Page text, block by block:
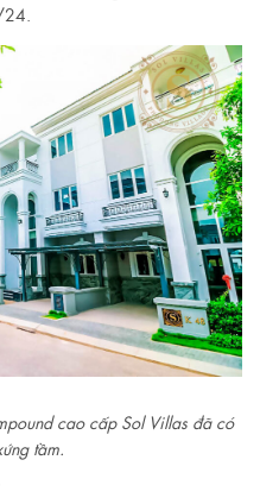
cao cấp Sol Villas đã có
tầm.